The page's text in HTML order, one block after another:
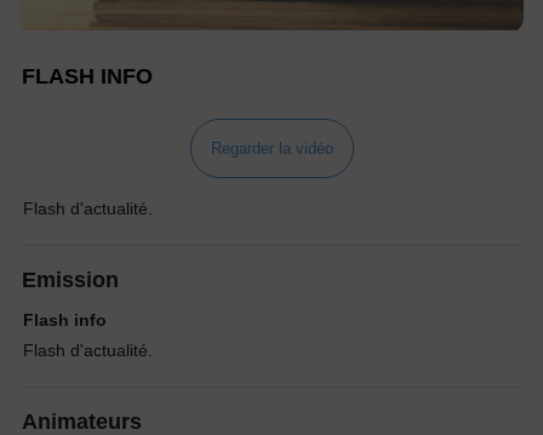
FLASH INFO
Regarder la vidéo
Flash d'actualité.
Emission
Flash info
Flash d'actualité.
Animateurs